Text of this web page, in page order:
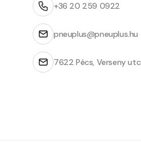
+36 20 259 0922
pneuplus@pneuplus.hu
7622 Pécs, Verseny